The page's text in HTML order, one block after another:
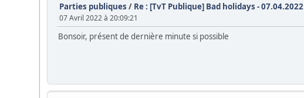
Parties publiques / Re : [TvT Publique] Bad holidays - 07.04.2022
07 Avril 2022 à 20:09:21
Bonsoir, présent de dernière minute si possible